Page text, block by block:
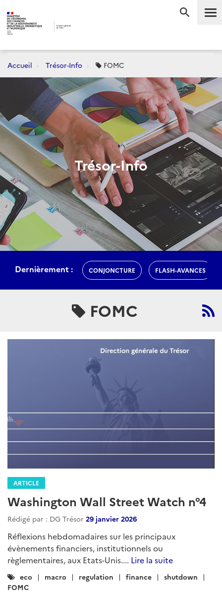
Accueil Trésor-Info FOMC
Trésor-Info
Dernièrement : CONJONCTURE FLASH-AVANCES
FOMC
ARTICLE
Washington Wall Street Watch n°4
Rédigé par : DG Trésor 29 janvier 2026
Réflexions hebdomadaires sur les principaux
évènements financiers, institutionnels ou
règlementaires, aux Etats-Unis.... Lire la suite
Catégories
:
eco macro regulation finance
shutdown
FOMC